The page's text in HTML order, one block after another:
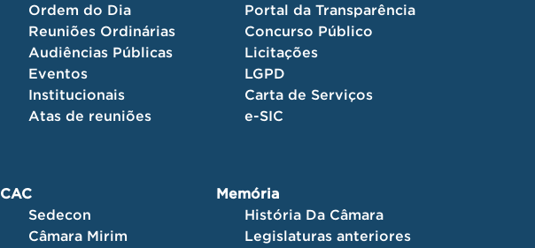
Ordem do Dia
Reuniões Ordinárias
Audiências Públicas
Eventos
Institucionais
Atas de reuniões
Portal da Transparência
Concurso Público
Licitações
LGPD
Carta de Serviços
e-SIC
CAC
Sedecon
Câmara Mirim
Memória
História Da Câmara
Legislaturas anteriores